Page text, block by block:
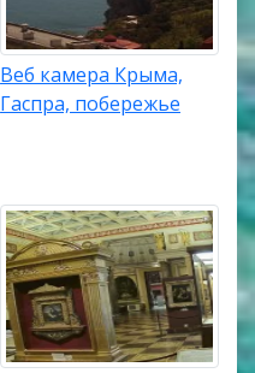
Веб камера Крыма,
Гаспра, побережье